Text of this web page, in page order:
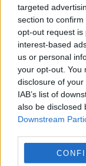
targeted
section to
opt-out request is
interest-based
us or personal
your opt-out. You
disclosure of
IAB’s list of
also be disclosed
Downstream
Primarii